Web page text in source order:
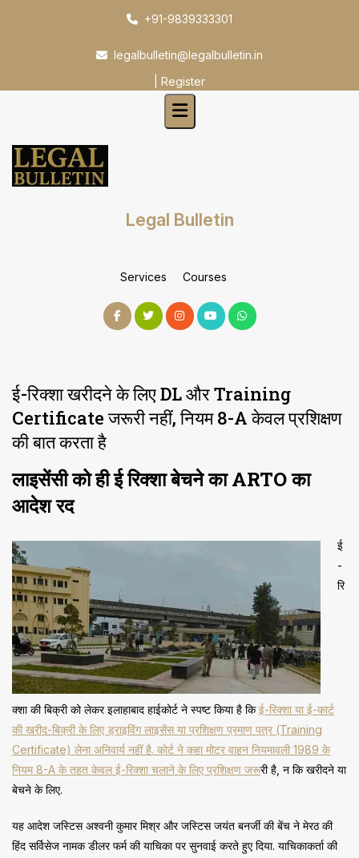
+91-9839333301
legalbulletin@legalbulletin.in
Register
Legal Bulletin
Services Courses
ई-रिक्शा खरीदने के लिए DL और Training
Certificate जरूरी नहीं, नियम 8-A केवल प्रशिक्षण
की बात करता है
लाइसेंसी को ही ई रिक्शा बेचने का ARTO का
आदेश रद
ई
-
रि
क्शा की बिक्री को लेकर इलाहाबाद हाईकोर्ट ने स्पष्ट किया है किई-रिक्शा या ई-कार्ट
की खरीद-बिक्री के लिए ड्राइविंग लाइसेंस या प्रशिक्षण प्रमाण पत्र (Training
Certificate) लेना अनिवार्य नहीं है. कोर्ट ने कहा मोटर वाहन नियमावली 1989 के
नियम 8-A के तहत केवल ई-रिक्शा चलाने के लिए प्रशिक्षण जरूरी है, न कि खरीदने या
बेचने के लिए.
यह आदेश जस्टिस अश्वनी कुमार मिश्र और जस्टिस जयंत बनर्जी की बेंच ने मेरठ की
हिंद सर्विसेज नामक डीलर फर्म की याचिका पर सुनवाई करते हुए दिया. याचिकाकर्ता की